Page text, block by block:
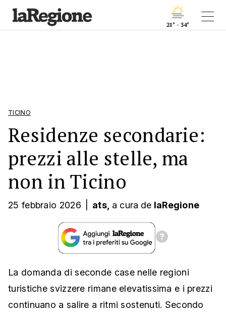
21° - 34°
TICINO
Residenze secondarie:
prezzi alle stelle, ma
non in Ticino
25 febbraio 2026 ats, a cura de laRegione
La domanda di seconde case nelle regioni
turistiche svizzere rimane elevatissima e i prezzi
continuano a salire a ritmi sostenuti. Secondo